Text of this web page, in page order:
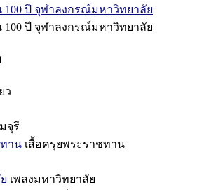
100 ปี จุฬาลงกรณ์มหาวิทยาลัย
100 ปี จุฬาลงกรณ์มหาวิทยาลัย
ว
จุรี
าน เสื้อครุยพระราชทาน
เพลงมหาวิทยาลัย